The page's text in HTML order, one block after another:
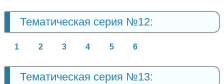
Тематическая серия №12:
1 2 3 4 5 6
Тематическая серия №13: